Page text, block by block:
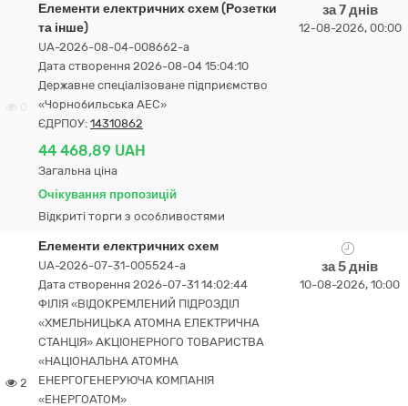
Елементи електричних схем (Розетки
та інше)
UA-2026-08-04-008662-a
Дата створення 2026-08-04 15:04:10
Державне спеціалізоване підприємство
«Чорнобильська АЕС»
ЄДРПОУ: 14310862
44 468,89 UAH
Загальна ціна
Очікування пропозицій
Відкриті торги з особливостями
за 7 днів
12-08-2026, 00:00
2
Елементи електричних схем
UA-2026-07-31-005524-a
Дата створення 2026-07-31 14:02:44
ФІЛІЯ «ВІДОКРЕМЛЕНИЙ ПІДРОЗДІЛ
«ХМЕЛЬНИЦЬКА АТОМНА ЕЛЕКТРИЧНА
СТАНЦІЯ» АКЦІОНЕРНОГО ТОВАРИСТВА
«НАЦІОНАЛЬНА АТОМНА
ЕНЕРГОГЕНЕРУЮЧА КОМПАНІЯ
«ЕНЕРГОАТОМ»
за 5 днів
10-08-2026, 10:00